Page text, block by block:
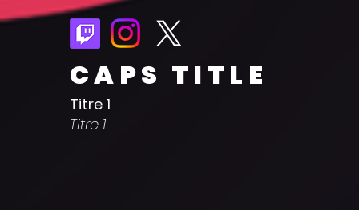
CAPS TITLE
Titre 1
Titre 1